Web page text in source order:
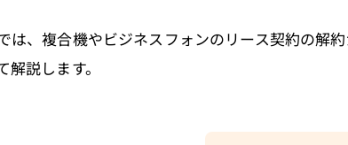
は、複合機やビジネスフォンのリース契約の解
解説します。